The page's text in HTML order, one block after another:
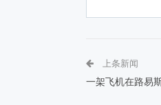
上条新闻
一架飞机在路易